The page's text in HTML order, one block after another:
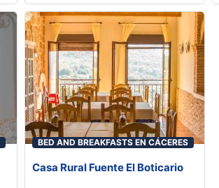
BED AND BREAKFASTS EN CÁCERES
Casa Rural Fuente El Boticario